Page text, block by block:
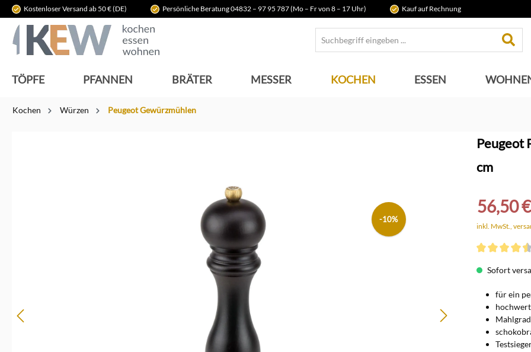
Zur Hauptnavigation springen
Kostenloser Versand ab 50 € (DE) Persönliche Beratung 04832 – 97 95 787 (Mo – Fr von 8 – 17 Uhr) Kauf auf Rechnung
TÖPFE PFANNEN BRÄTER MESSER KOCHEN ESSEN
Kochen Würzen Peugeot Gewürzmühlen
-10%
Peugeot
cm
56,50
inkl. MwSt.,
Sofort
für ein